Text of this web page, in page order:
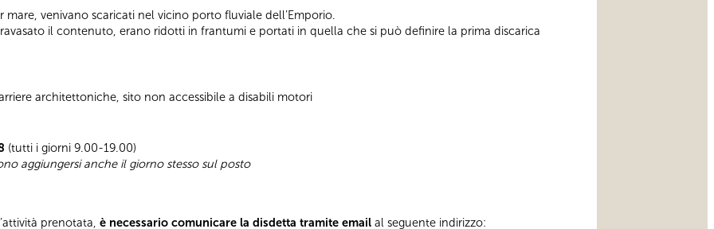
venivano scaricati nel vicino porto fluviale dell’Emporio.
il contenuto, erano ridotti in frantumi e portati in quella che si può definire la prima discarica
architettoniche, sito non accessibile a disabili motori
(tutti i giorni 9.00-19.00)
aggiungersi anche il giorno stesso sul posto
prenotata, è necessario comunicare la disdetta tramite email al seguente indirizzo: